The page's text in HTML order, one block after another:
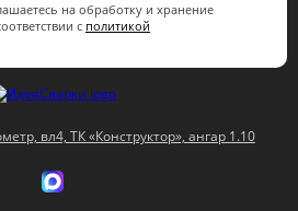
на обработку и хранение
с политикой
вл4, ТК «Конструктор», ангар 1.10